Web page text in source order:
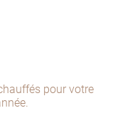
pour votre